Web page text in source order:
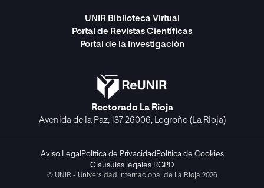
UNIR Biblioteca Virtual
Portal de Revistas Científicas
Portal de la Investigación
Rectorado La Rioja
Avenida de la Paz, 137 26006, Logroño (La Rioja)
Aviso Legal Política de Privacidad Política de Cookies
Cláusulas legales RGPD
© UNIR - Universidad Internacional de La Rioja 2026